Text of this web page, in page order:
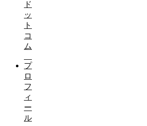
ド
ッ
ト
コ
ム
プ
ロ
フ
ィ
ー
ル